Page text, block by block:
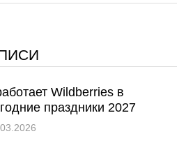
Wildberries в
праздники 2027